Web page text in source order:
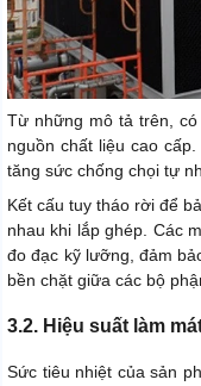
Từ những mô tả trên,
nguồn chất liệu cao
tăng sức chống chọi tự
Kết cấu tuy tháo rời để
nhau khi lắp ghép. Các
đo đạc kỹ lưỡng, đảm
bền chặt giữa các bộ
3.2. Hiệu suất làm
Sức tiêu nhiệt của sản